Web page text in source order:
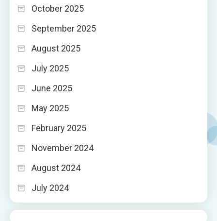
October 2025
September 2025
August 2025
July 2025
June 2025
May 2025
February 2025
November 2024
August 2024
July 2024